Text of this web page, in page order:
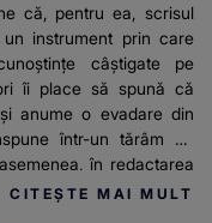
că, pentru ea, scrisul
instrument prin care
câștigate pe
îi place să spună că
anume o evadare din
într-un tărâm de
în redactarea
să relateze mereu
CITEȘTE MAI MULT